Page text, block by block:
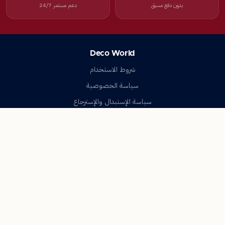
بدون دفع مسبق دعم مستمر 24/7
Deco World
شروط الاستخدام
سياسة الخصوصية
سياسة الإستبدال والإسترجاع